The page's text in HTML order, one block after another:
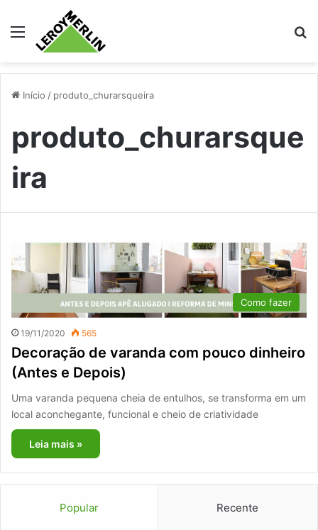
Menu
Início / produto_churarsqueira
produto_churarsque
ira
Como fazer
19/11/2020 565
Decoração de varanda com pouco dinheiro
(Antes e Depois)
Uma varanda pequena cheia de entulhos, se transforma em um
local aconchegante, funcional e cheio de criatividade
Leia mais »
Popular Recente